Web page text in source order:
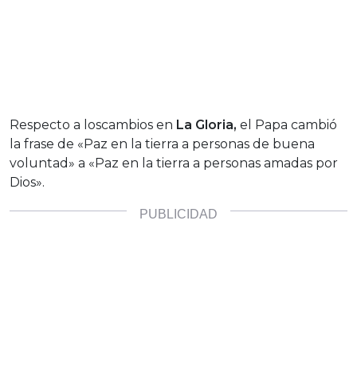
Respecto a loscambios en La Gloria, el Papa cambió
la frase de «Paz en la tierra a personas de buena
voluntad» a «Paz en la tierra a personas amadas por
Dios».